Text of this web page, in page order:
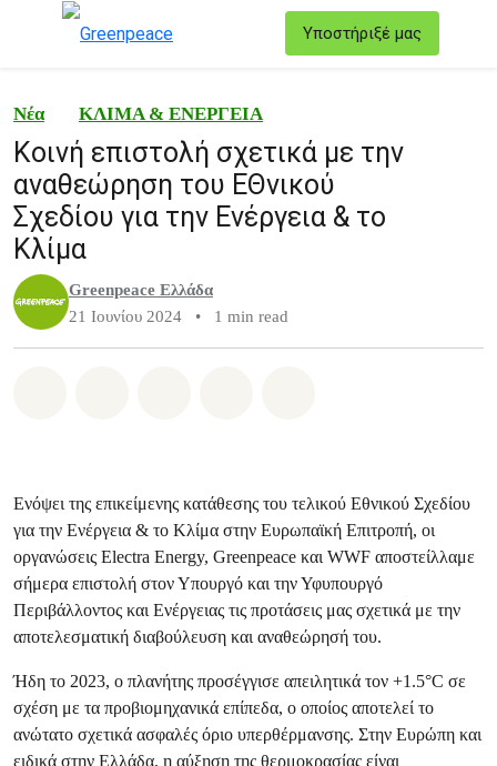
Υποστήριξέ μας
Νέα ΚΛΙΜΑ & ΕΝΕΡΓΕΙΑ
Κοινή επιστολή σχετικά με την
αναθεώρηση του ΕΘνικού
Σχεδίου για την Ενέργεια & το
Κλίμα
Greenpeace Ελλάδα
21 Ιουνίου 2024
• 1 min read
Ενόψει της επικείμενης κατάθεσης του τελικού Εθνικού Σχεδίου
για την Ενέργεια & το Κλίμα στην Ευρωπαϊκή Επιτροπή, oι
οργανώσεις Electra Energy, Greenpeace και WWF αποστείλλαμε
σήμερα επιστολή στον Υπουργό και την Υφυπουργό
Περιβάλλοντος και Ενέργειας τις προτάσεις μας σχετικά με την
αποτελεσματική διαβούλευση και αναθεώρησή του.
Ήδη το 2023, ο πλανήτης προσέγγισε απειλητικά τον +1.5°C σε
σχέση με τα προβιομηχανικά επίπεδα, ο οποίος αποτελεί το
ανώτατο σχετικά ασφαλές όριο υπερθέρμανσης. Στην Ευρώπη και
ειδικά στην Ελλάδα, η αύξηση της θερμοκρασίας είναι